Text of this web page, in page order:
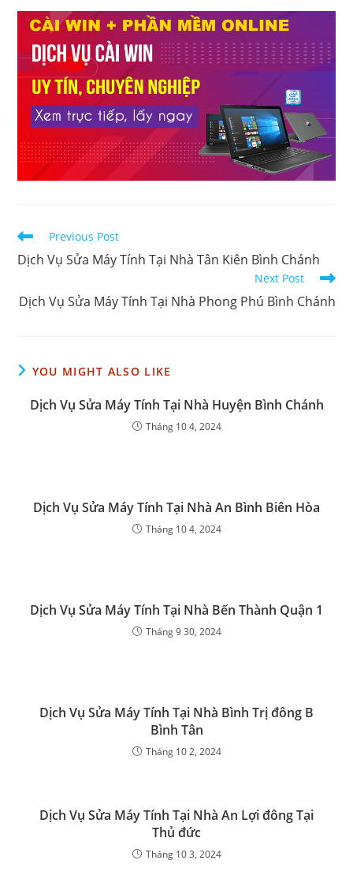
Read
more
articles
Previous Post
Dịch Vụ Sửa Máy Tính Tại Nhà Tân Kiên Bình Chánh
Next Post
Dịch Vụ Sửa Máy Tính Tại Nhà Phong Phú Bình Chánh
YOU MIGHT ALSO LIKE
Dịch Vụ Sửa Máy Tính Tại Nhà Huyện Bình Chánh
Tháng 10 4, 2024
Dịch Vụ Sửa Máy Tính Tại Nhà An Bình Biên Hòa
Tháng 10 4, 2024
Dịch Vụ Sửa Máy Tính Tại Nhà Bến Thành Quận 1
Tháng 9 30, 2024
Dịch Vụ Sửa Máy Tính Tại Nhà Bình Trị đông B
Bình Tân
Tháng 10 2, 2024
Dịch Vụ Sửa Máy Tính Tại Nhà An Lợi đông Tại
Thủ đức
Tháng 10 3, 2024